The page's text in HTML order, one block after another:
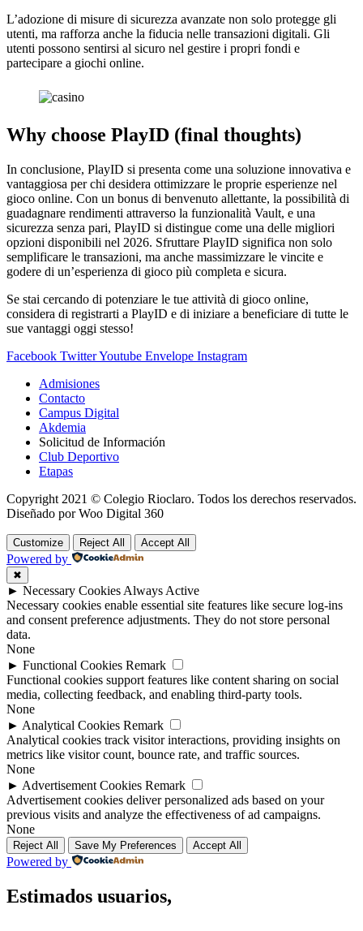
L’adozione di misure di sicurezza avanzate non solo protegge gli
utenti, ma rafforza anche la fiducia nelle transazioni digitali. Gli
utenti possono sentirsi al sicuro nel gestire i propri fondi e
partecipare a giochi online.
Why choose PlayID (final thoughts)
In conclusione, PlayID si presenta come una soluzione innovativa e
vantaggiosa per chi desidera ottimizzare le proprie esperienze nel
gioco online. Con un bonus di benvenuto allettante, la possibilità di
guadagnare rendimenti attraverso la funzionalità Vault, e una
sicurezza senza pari, PlayID si distingue come una delle migliori
opzioni disponibili nel 2026. Sfruttare PlayID significa non solo
semplificare le transazioni, ma anche massimizzare le vincite e
godere di un’esperienza di gioco più completa e sicura.
Se stai cercando di potenziare le tue attività di gioco online,
considera di registrarti a PlayID e di iniziare a beneficiare di tutte le
sue vantaggi oggi stesso!
Facebook TwitterYoutube Envelope Instagram
Admisiones
Contacto
Campus Digital
Akdemia
Solicitud de Información
Club Deportivo
Etapas
Copyright 2021 © Colegio Rioclaro. Todos los derechos reservados.
Diseñado por Woo Digital 360
Customize Reject All Accept All
Powered by
✖
► Necessary Cookies Always Active
Necessary cookies enable essential site features like secure log-ins
and consent preference adjustments. They do not store personal
data.
None
► Functional Cookies Remark
Functional cookies support features like content sharing on social
media, collecting feedback, and enabling third-party tools.
None
► Analytical Cookies Remark
Analytical cookies track visitor interactions, providing insights on
metrics like visitor count, bounce rate, and traffic sources.
None
► Advertisement Cookies Remark
Advertisement cookies deliver personalized ads based on your
previous visits and analyze the effectiveness of ad campaigns.
None
Reject All Save My Preferences Accept All
Powered by
Estimados usuarios,